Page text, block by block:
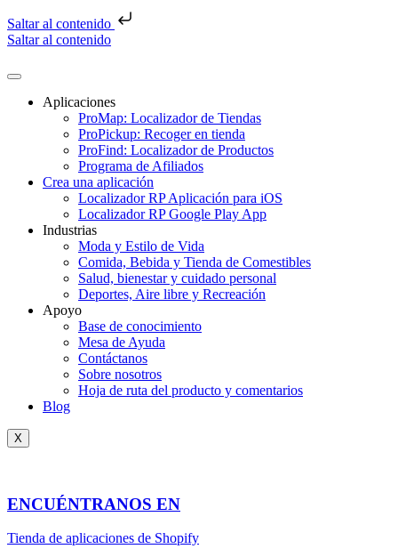
Saltar al contenido
Saltar al contenido
Aplicaciones
ProMap: Localizador de Tiendas
ProPickup: Recoger en tienda
ProFind: Localizador de Productos
Programa de Afiliados
Crea una aplicación
Localizador RP Aplicación para iOS
Localizador RP Google Play App
Industrias
Moda y Estilo de Vida
Comida, Bebida y Tienda de Comestibles
Salud, bienestar y cuidado personal
Deportes, Aire libre y Recreación
Apoyo
Base de conocimiento
Mesa de Ayuda
Contáctanos
Sobre nosotros
Hoja de ruta del producto y comentarios
Blog
X
ENCUÉNTRANOS EN
Tienda de aplicaciones de Shopify